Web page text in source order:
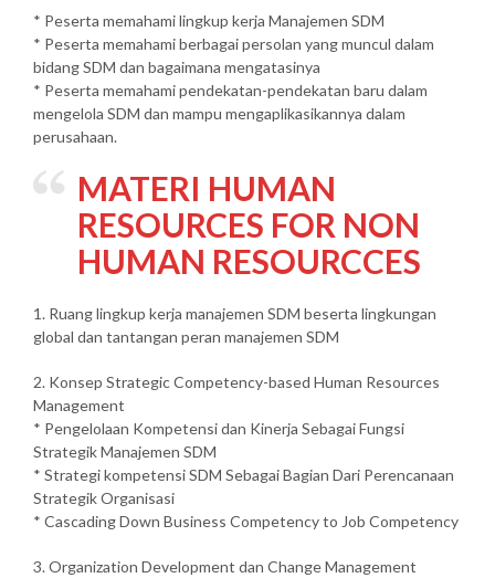
* Peserta memahami lingkup kerja Manajemen SDM
* Peserta memahami berbagai persolan yang muncul dalam
bidang SDM dan bagaimana mengatasinya
* Peserta memahami pendekatan-pendekatan baru dalam
mengelola SDM dan mampu mengaplikasikannya dalam
perusahaan.
MATERI HUMAN
RESOURCES FOR NON
HUMAN RESOURCCES
1. Ruang lingkup kerja manajemen SDM beserta lingkungan
global dan tantangan peran manajemen SDM
2. Konsep Strategic Competency-based Human Resources
Management
* Pengelolaan Kompetensi dan Kinerja Sebagai Fungsi
Strategik Manajemen SDM
* Strategi kompetensi SDM Sebagai Bagian Dari Perencanaan
Strategik Organisasi
* Cascading Down Business Competency to Job Competency
3. Organization Development dan Change Management